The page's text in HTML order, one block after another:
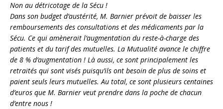
Non au détricotage de la Sécu !
Dans son budget d’austérité, M. Barnier prévoit de baisser les
remboursements des consultations et des médicaments par la
Sécu. Ce qui amènerait l’augmentation du reste-à-charge des
patients et du tarif des mutuelles. La Mutualité avance le chiffre
de 8 % d’augmentation ! Là aussi, ce sont principalement les
retraités qui sont visés puisqu’ils ont besoin de plus de soins et
paient seuls leurs mutuelles. Au total, ce sont plusieurs centaines
d’euros que M. Barnier veut prendre dans la poche de chacun
d’entre nous !